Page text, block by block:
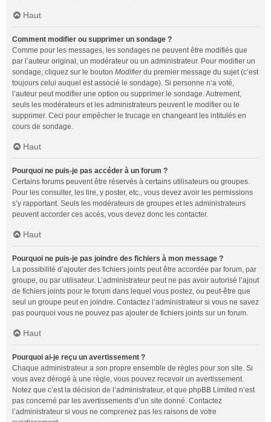
Haut
Comment modifier ou supprimer un sondage ?
Comme pour les messages, les sondages ne peuvent être modifiés que
par l’auteur original, un modérateur ou un administrateur. Pour modifier un
sondage, cliquez sur le bouton Modifierdu premier message du sujet (c’est
toujours celui auquel est associé le sondage). Si personne n’a voté,
l’auteur peut modifier une option ou supprimer le sondage. Autrement,
seuls les modérateurs et les administrateurs peuvent le modifier ou le
supprimer. Ceci pour empêcher le trucage en changeant les intitulés en
cours de sondage.
Haut
Pourquoi ne puis-je pas accéder à un forum ?
Certains forums peuvent être réservés à certains utilisateurs ou groupes.
Pour les consulter, les lire, y poster, etc., vous devez avoir les permissions
s’y rapportant. Seuls les modérateurs de groupes et les administrateurs
peuvent accorder ces accès, vous devez donc les contacter.
Haut
Pourquoi ne puis-je pas joindre des fichiers à mon message ?
La possibilité d’ajouter des fichiers joints peut être accordée par forum, par
groupe, ou par utilisateur. L’administrateur peut ne pas avoir autorisé l’ajout
de fichiers joints pour le forum dans lequel vous postez, ou peut-être que
seul un groupe peut en joindre. Contactez l’administrateur si vous ne savez
pas pourquoi vous ne pouvez pas ajouter de fichiers joints sur un forum.
Haut
Pourquoi ai-je reçu un avertissement ?
Chaque administrateur a son propre ensemble de règles pour son site. Si
vous avez dérogé à une règle, vous pouvez recevoir un avertissement.
Notez que c’est la décision de l’administrateur, et que phpBB Limited n’est
pas concerné par les avertissements d’un site donné. Contactez
l’administrateur si vous ne comprenez pas les raisons de votre